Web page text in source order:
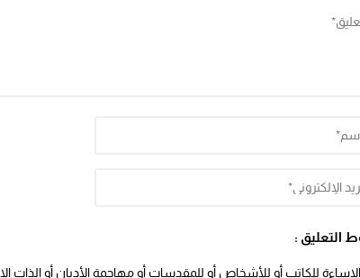
التعليق :
للكاتب أو للأشخاص أو للمقدسات أو مهاجمة الأديان أو الذات